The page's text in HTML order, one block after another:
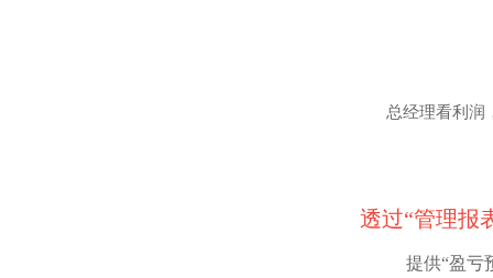
总经理看利润
透过“管理报
提供“盈亏